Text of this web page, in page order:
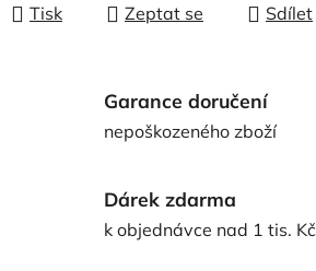
Tisk Zeptat se Sdílet
Garance doručení
nepoškozeného zboží
Dárek zdarma
k objednávce nad 1 tis. Kč